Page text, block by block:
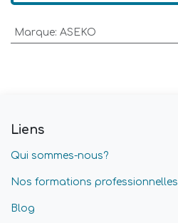
Marque: ASEKO
Liens
Qui sommes-nous?
Nos formations professionnelles
Blog